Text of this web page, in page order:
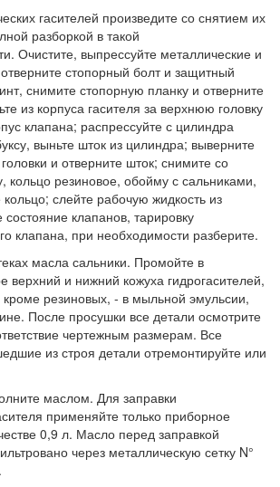
гасителей произведите со снятием их
разборкой в такой
Очистите, выпрессуйте металлические и
стопорный болт и защитный
снимите стопорную планку и отверните
из корпуса гасителя за верхнюю головку
клапана; распрессуйте с цилиндра
выньте шток из цилиндра; выверните
и отверните шток; снимите со
кольцо резиновое, обойму с сальниками,
слейте рабочую жидкость из
состояние клапанов, тарировку
клапана, при необходимости разберите.
масла сальники. Промойте в
верхний и нижний кожуха гидрогасителей,
резиновых, - в мыльной эмульсии,
После просушки все детали осмотрите
чертежным размерам. Все
из строя детали отремонтируйте или
маслом. Для заправки
применяйте только приборное
0,9 л. Масло перед заправкой
через металлическую сетку N°